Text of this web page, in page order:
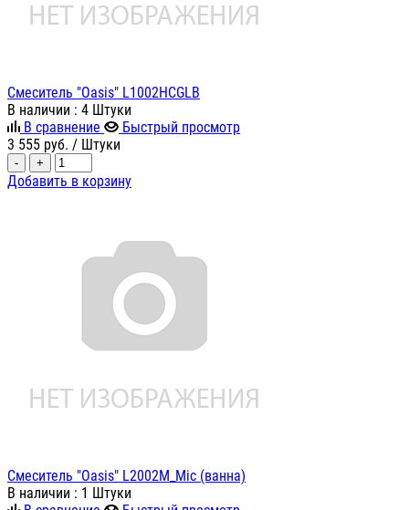
Смеситель "Oasis" L1002HCGLB
В наличии : 4 Штуки
В сравнение
Быстрый просмотр
3 555 руб. / Штуки
- +
Добавить в корзину
Смеситель "Oasis" L2002M_Mic (ванна)
В наличии : 1 Штуки